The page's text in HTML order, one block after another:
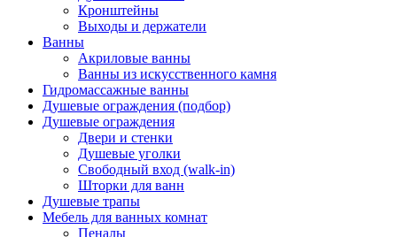
Кронштейны
Выходы и держатели
Ванны
Акриловые ванны
Ванны из искусственного камня
Гидромассажные ванны
Душевые ограждения (подбор)
Душевые ограждения
Двери и стенки
Душевые уголки
Свободный вход (walk-in)
Шторки для ванн
Душевые трапы
Мебель для ванных комнат
Пеналы